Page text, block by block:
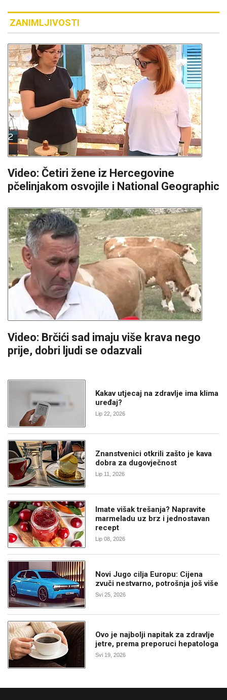
ZANIMLJIVOSTI
Video: Četiri žene iz Hercegovine
pčelinjakom osvojile i National Geographic
Video: Brčići sad imaju više krava nego
prije, dobri ljudi se odazvali
Kakav utjecaj na zdravlje ima klima
uređaj?
Lip 22, 2026
Znanstvenici otkrili zašto je kava
dobra za dugovječnost
Lip 11, 2026
Imate višak trešanja? Napravite
marmeladu uz brz i jednostavan
recept
Lip 08, 2026
Novi Jugo cilja Europu: Cijena
zvuči nestvarno, potrošnja još više
Svi 25, 2026
Ovo je najbolji napitak za zdravlje
jetre, prema preporuci hepatologa
Svi 19, 2026